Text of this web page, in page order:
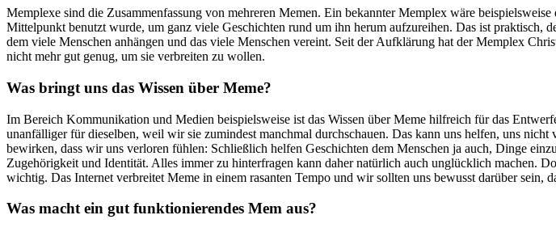
Memplexe sind die Zusammenfassung von mehreren Memen. Ein bekannter Memplex wäre
Mittelpunkt benutzt wurde, um ganz viele Geschichten rund um ihn herum aufzureihen. Das ist praktisch,
dem viele Menschen anhängen und das viele Menschen vereint. Seit der Aufklärung hat der Memplex
nicht mehr gut genug, um sie verbreiten zu wollen.
Was bringt uns das Wissen über Meme?
Im Bereich Kommunikation und Medien beispielsweise ist das Wissen über Meme hilfreich für das
unanfälliger für dieselben, weil wir sie zumindest manchmal durchschauen. Das kann uns helfen, uns
bewirken, dass wir uns verloren fühlen: Schließlich helfen Geschichten dem Menschen ja auch, Dinge
Zugehörigkeit und Identität. Alles immer zu hinterfragen kann daher natürlich auch unglücklich machen.
wichtig. Das Internet verbreitet Meme in einem rasanten Tempo und wir sollten uns bewusst darüber
Was macht ein gut funktionierendes Mem aus?